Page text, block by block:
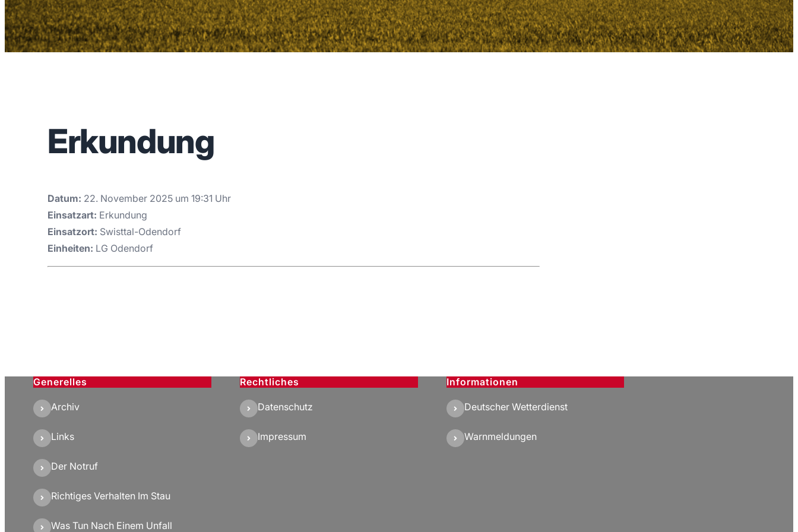
Erkundung
Datum: 22. November 2025 um 19:31 Uhr
Einsatzart: Erkundung
Einsatzort: Swisttal-Odendorf
Einheiten: LG Odendorf
Generelles
Archiv
Links
Der Notruf
Richtiges Verhalten Im Stau
Was Tun Nach Einem Unfall
Rechtliches
Datenschutz
Impressum
Informationen
Deutscher Wetterdienst
Warnmeldungen